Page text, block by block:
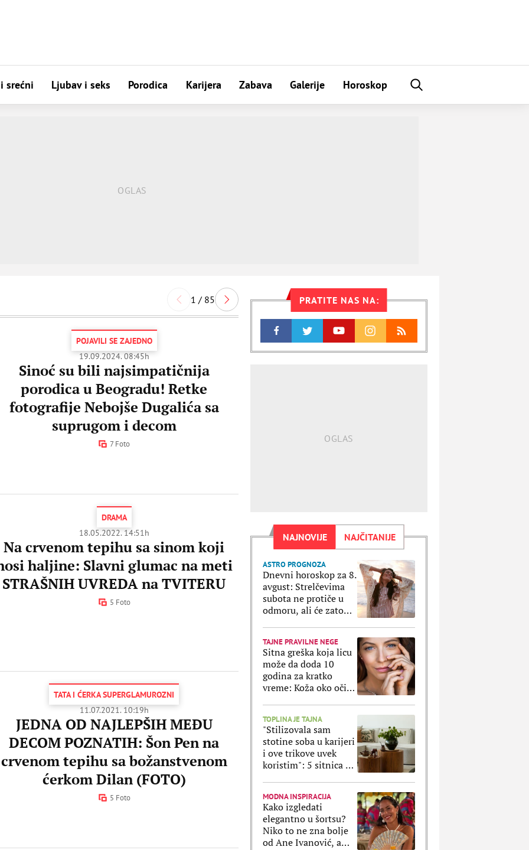
srećni Ljubav i seks Porodica Karijera Zabava Galerije Horoskop
1 / 85
POJAVILI SE ZAJEDNO
19.09.2024. 08:45h
Sinoć su bili najsimpatičnija
porodica u Beogradu! Retke
fotografije Nebojše Dugalića sa
suprugom i decom
7 Foto
DRAMA
18.05.2022. 14:51h
Na crvenom tepihu sa sinom koji
haljine: Slavni glumac na meti
STRAŠNIH UVREDA na TVITERU
5 Foto
TATA I ĆERKA SUPERGLAMUROZNI
11.07.2021. 10:19h
JEDNA OD NAJLEPŠIH MEĐU
DECOM POZNATIH: Šon Pen na
crvenom tepihu sa božanstvenom
ćerkom Dilan (FOTO)
5 Foto
PRATITE NAS NA:
NAJNOVIJE NAJČITANIJE
ASTRO PROGNOZA
Dnevni horoskop za 8.
avgust: Strelčevima
subota ne protiče u
odmoru, ali će zato
TAJNE PRAVILNE NEGE
Sitna greška koja licu
može da doda 10
godina za kratko
vreme: Koža oko očiju
TOPLINA JE TAJNA
"Stilizovala sam
stotine soba u karijeri
i ove trikove uvek
koristim": 5 sitnica uz
MODNA INSPIRACIJA
Kako izgledati
elegantno u šortsu?
Niko to ne zna bolje
od Ane Ivanović, a